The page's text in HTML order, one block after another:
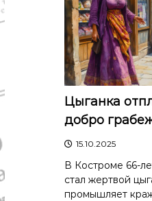
Цыганка
добро
15.10.2025
В Костроме 66-
стал жертвой
промышляет